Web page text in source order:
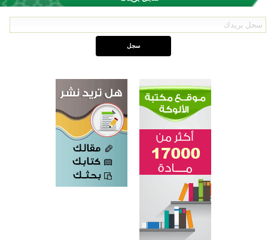
اختتام الدورة التاسعة لمسابقة حفظ وتلاوة القرآن الكريم في أزناكاييف